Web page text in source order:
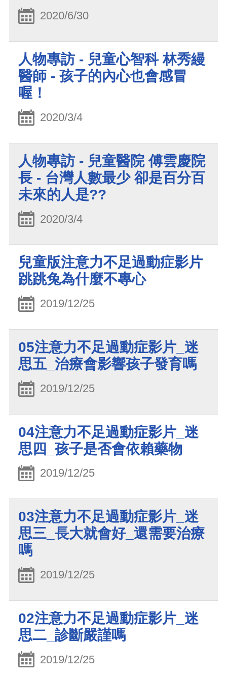
2020/6/30
人物專訪 - 兒童心智科 林秀縵
醫師 - 孩子的內心也會感冒
喔！
2020/3/4
人物專訪 - 兒童醫院 傅雲慶院
長 - 台灣人數最少 卻是百分百
未來的人是??
2020/3/4
兒童版注意力不足過動症影片
跳跳兔為什麼不專心
2019/12/25
05注意力不足過動症影片_迷
思五_治療會影響孩子發育嗎
2019/12/25
04注意力不足過動症影片_迷
思四_孩子是否會依賴藥物
2019/12/25
03注意力不足過動症影片_迷
思三_長大就會好_還需要治療
嗎
2019/12/25
02注意力不足過動症影片_迷
思二_診斷嚴謹嗎
2019/12/25